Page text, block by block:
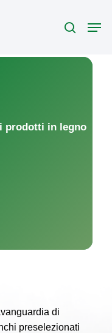
search
prodotti in legno
di
preselezionati